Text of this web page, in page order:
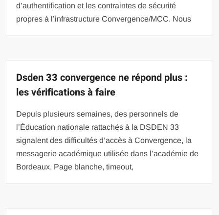
d’authentification et les contraintes de sécurité
propres à l’infrastructure Convergence/MCC. Nous
Dsden 33 convergence ne répond plus :
les vérifications à faire
Depuis plusieurs semaines, des personnels de
l’Éducation nationale rattachés à la DSDEN 33
signalent des difficultés d’accès à Convergence, la
messagerie académique utilisée dans l’académie de
Bordeaux. Page blanche, timeout,